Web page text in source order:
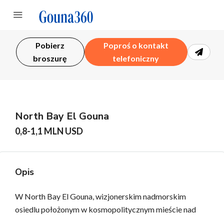
Pobierz
broszurę
Poproś o kontakt
telefoniczny
North Bay El Gouna
0,8-1,1 MLN USD
Opis
W North Bay El Gouna, wizjonerskim nadmorskim
osiedlu położonym w kosmopolitycznym mieście nad